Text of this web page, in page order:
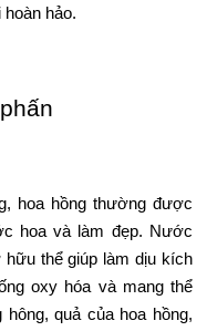
hảo.
hoa hồng thường được
hoa và làm đẹp. Nước
thể giúp làm dịu kích
oxy hóa và mang thể
quả của hoa hồng,